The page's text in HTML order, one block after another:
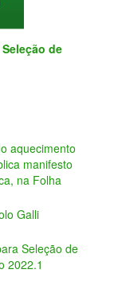
de
aquecimento
manifesto
na Folha
Galli
Seleção de
2022.1